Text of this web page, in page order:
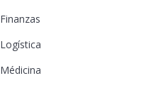
Finanzas
Logística
Médicina